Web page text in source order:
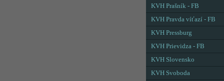
KVH Prašník - FB
KVH Pravda víťazí - FB
KVH Pressburg
KVH Prievidza - FB
KVH Slovensko
KVH Svoboda